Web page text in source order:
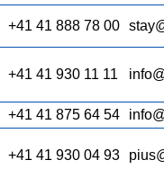
+41 41 888 78 00
+41 41 930 11 11
+41 41 875 64 54
+41 41 930 04 93